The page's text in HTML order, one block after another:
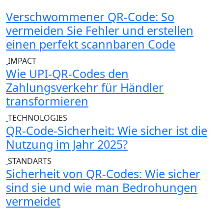
Verschwommener QR-Code: So
vermeiden Sie Fehler und erstellen
einen perfekt scannbaren Code
IMPACT
Wie UPI-QR-Codes den
Zahlungsverkehr für Händler
transformieren
TECHNOLOGIES
QR-Code-Sicherheit: Wie sicher ist die
Nutzung im Jahr 2025?
STANDARTS
Sicherheit von QR-Codes: Wie sicher
sind sie und wie man Bedrohungen
vermeidet